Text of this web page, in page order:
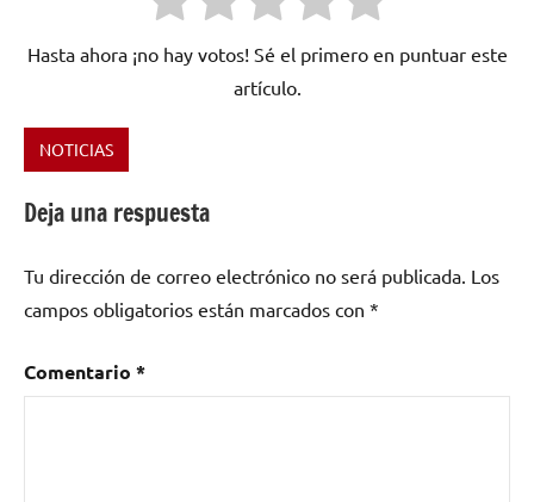
Hasta ahora ¡no hay votos! Sé el primero en puntuar este
artículo.
Etiquetado
Lapido
NOTICIAS
Deja una respuesta
Tu dirección de correo electrónico no será publicada. Los
campos obligatorios están marcados con *
Comentario *